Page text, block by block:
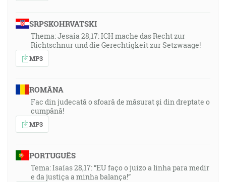
SRPSKOHRVATSKI
Thema: Jesaia 28,17: ICH mache das Recht zur
Richtschnur und die Gerechtigkeit zur Setzwaage!
MP3
ROMÂNA
Fac din judecată o sfoară de măsurat și din dreptate o
cumpănă!
MP3
PORTUGUÊS
Tema: Isaías 28,17: “EU faço o juizo a linha para medir
e da justiça a minha balança!”